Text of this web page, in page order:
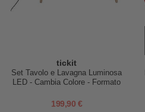
tickit
Set Tavolo e Lavagna Luminosa
LED - Cambia Colore - Formato
Divertimento e la Conoscenza
199,90 €